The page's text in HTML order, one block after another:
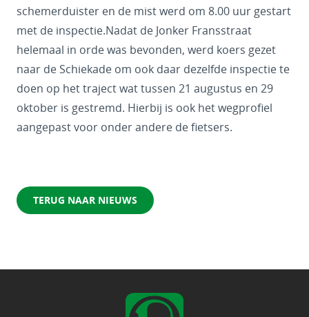
schemerduister en de mist werd om 8.00 uur gestart
met de inspectie.Nadat de Jonker Fransstraat
helemaal in orde was bevonden, werd koers gezet
naar de Schiekade om ook daar dezelfde inspectie te
doen op het traject wat tussen 21 augustus en 29
oktober is gestremd. Hierbij is ook het wegprofiel
aangepast voor onder andere de fietsers.
TERUG NAAR NIEUWS